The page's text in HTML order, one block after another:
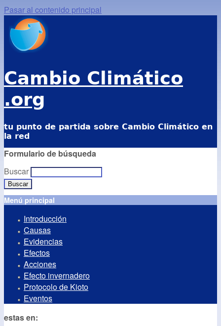
Pasar al contenido principal
Cambio Climático
.org
tu punto de partida sobre Cambio Climático en
la red
Formulario de búsqueda
Buscar
Menú principal
Introducción
Causas
Evidencias
Efectos
Acciones
Efecto invernadero
Protocolo de Kioto
Eventos
estas en: